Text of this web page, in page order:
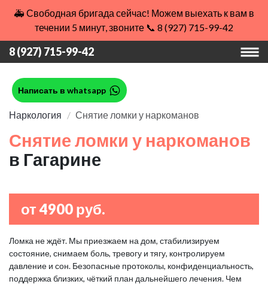
🚑 Свободная бригада сейчас! Можем выехать к вам в
течении 5 минут, звоните 📞 8 (927) 715-99-42
8 (927) 715-99-42
Написать в whatsapp
Наркология Снятие ломки у наркоманов
Снятие ломки у наркоманов
в Гагарине
от 4900 руб.
Ломка не ждёт. Мы приезжаем на дом, стабилизируем
состояние, снимаем боль, тревогу и тягу, контролируем
давление и сон. Безопасные протоколы, конфиденциальность,
поддержка близких, чёткий план дальнейшего лечения. Чем